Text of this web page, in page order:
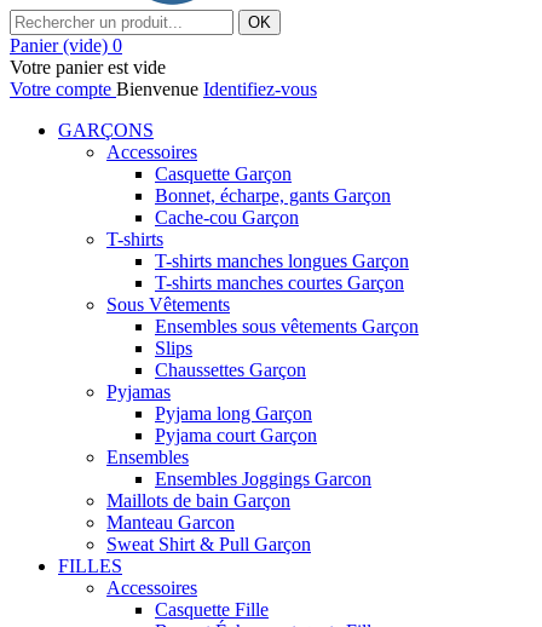
OK
Panier (vide) 0
Votre panier est vide
Votre compte Bienvenue Identifiez-vous
GARÇONS
Accessoires
Casquette Garçon
Bonnet, écharpe, gants Garçon
Cache-cou Garçon
T-shirts
T-shirts manches longues Garçon
T-shirts manches courtes Garçon
Sous Vêtements
Ensembles sous vêtements Garçon
Slips
Chaussettes Garçon
Pyjamas
Pyjama long Garçon
Pyjama court Garçon
Ensembles
Ensembles Joggings Garcon
Maillots de bain Garçon
Manteau Garcon
Sweat Shirt & Pull Garçon
FILLES
Accessoires
Casquette Fille